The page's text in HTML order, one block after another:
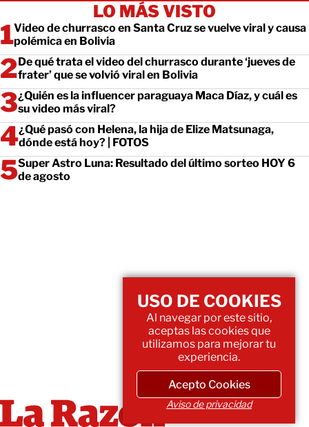
LO MÁS VISTO
Video de churrasco en Santa Cruz se vuelve viral y causa
polémica en Bolivia
De qué trata el video del churrasco durante ‘jueves de
frater’ que se volvió viral en Bolivia
¿Quién es la influencer paraguaya Maca Díaz, y cuál es
su video más viral?
¿Qué pasó con Helena, la hija de Elize Matsunaga,
dónde está hoy? | FOTOS
Super Astro Luna: Resultado del último sorteo HOY 6
de agosto
USO DE COOKIES
Al navegar por este sitio,
aceptas las cookies que
utilizamos para mejorar tu
experiencia.
Acepto Cookies
Aviso de privacidad